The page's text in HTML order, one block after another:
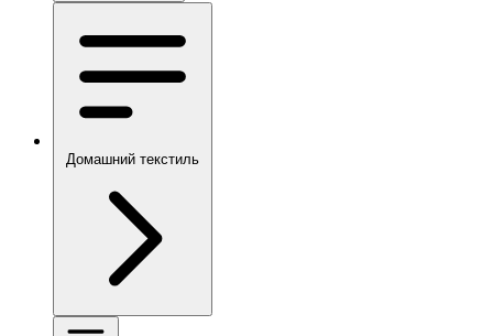
Домашний текстиль